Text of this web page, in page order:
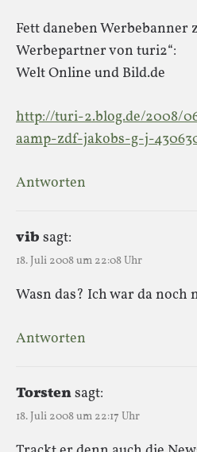
Fett daneben Werbebanner
Werbepartner von turi2“:
Welt Online und Bild.de
http://turi-2.blog.de/2008/
aamp-zdf-jakobs-g-j-
Antworten
vib sagt:
18. Juli 2008 um 22:08 Uhr
Wasn das? Ich war da noch
Antworten
Torstensagt:
18. Juli 2008 um 22:17 Uhr